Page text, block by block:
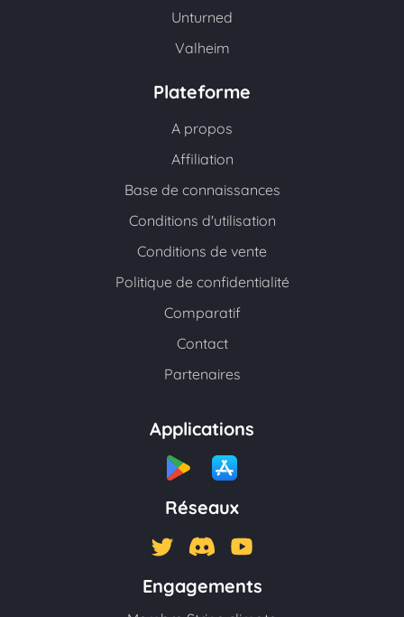
Unturned
Valheim
Plateforme
A propos
Affiliation
Base de connaissances
Conditions d'utilisation
Conditions de vente
Politique de confidentialité
Comparatif
Contact
Partenaires
Applications
Réseaux
Engagements